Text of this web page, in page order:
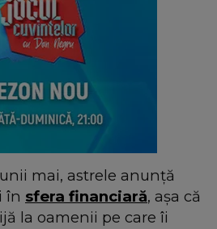
mai, astrele anunță
în sfera financiară, așa că
la oamenii pe care îi